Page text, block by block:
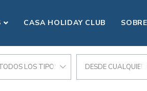
CASA HOLIDAY CLUB
LOS TIPOS DESDE CUALQUIER